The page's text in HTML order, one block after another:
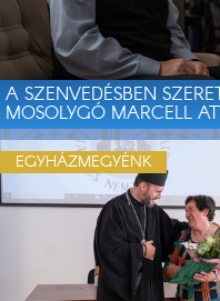
A SZENVEDÉSBEN
MOSOLYGÓ MARCELL
EGYHÁZMEGYÉNK